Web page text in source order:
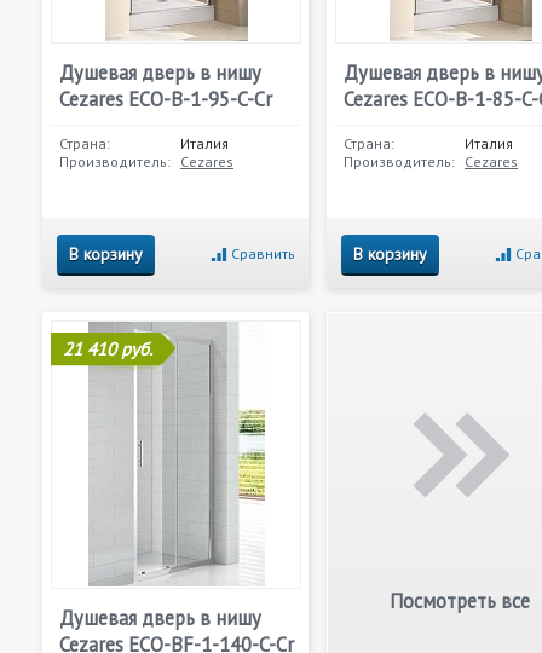
Душевая дверь в нишу
Cezares ECO-B-1-95-C-Cr
Страна:
Италия
Производитель: Cezares
В корзину Сравнить
Душевая дверь в
Cezares ECO-B-1-85-
Страна:
Италия
Производитель: Cezares
В корзину
21 410 руб.
Душевая дверь в нишу
Cezares ECO-BF-1-140-C-Cr
Посмотреть все